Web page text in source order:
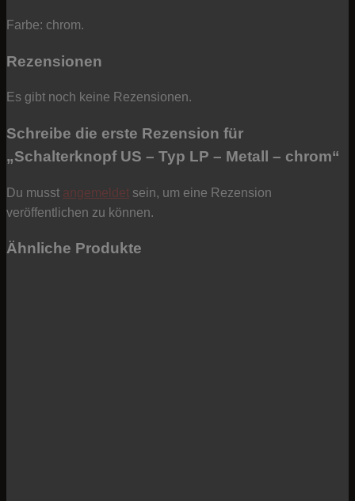
Farbe: chrom.
Rezensionen
Es gibt noch keine Rezensionen.
Schreibe die erste Rezension für
„Schalterknopf US – Typ LP – Metall – chrom“
Du musst angemeldet sein, um eine Rezension
veröffentlichen zu können.
Ähnliche Produkte